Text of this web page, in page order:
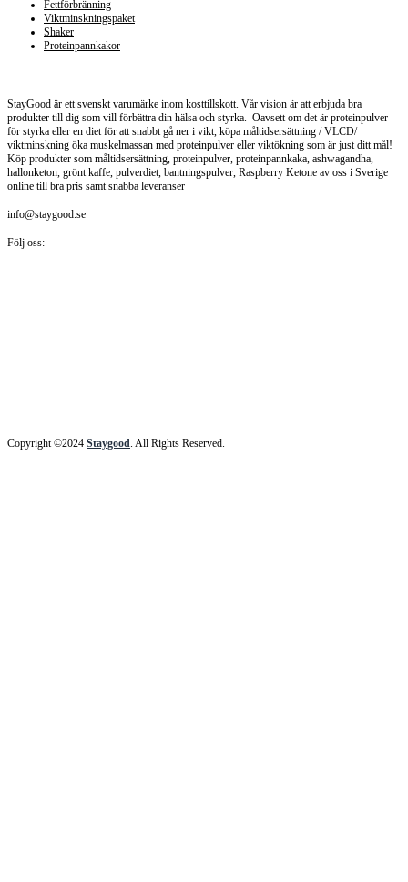
Fettförbränning
Viktminskningspaket
Shaker
Proteinpannkakor
StayGood är ett svenskt varumärke inom kosttillskott. Vår vision är att erbjuda bra
produkter till dig som vill förbättra din hälsa och styrka. Oavsett om det är proteinpulver
för styrka eller en diet för att snabbt gå ner i vikt, köpa måltidsersättning / VLCD/
viktminskning öka muskelmassan med proteinpulver eller viktökning som är just ditt mål!
Köp produkter som måltidsersättning, proteinpulver, proteinpannkaka, ashwagandha,
hallonketon, grönt kaffe, pulverdiet, bantningspulver, Raspberry Ketone av oss i Sverige
online till bra pris samt snabba leveranser
info@staygood.se
Följ oss:
Copyright ©2024 Staygood. All Rights Reserved.